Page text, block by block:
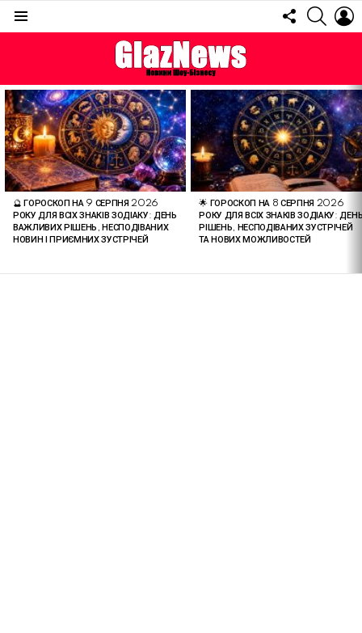
FOLLOW
US
ОСТАННІ
СТАТТІ
🔮 ГОРОСКОП НА 9 СЕРПНЯ 2026
РОКУ ДЛЯ ВСІХ ЗНАКІВ ЗОДІАКУ: ДЕНЬ
ВАЖЛИВИХ РІШЕНЬ, НЕСПОДІВАНИХ
НОВИН І ПРИЄМНИХ ЗУСТРІЧЕЙ
🌟 ГОРОСКОП НА 8 СЕРПНЯ 2026
РОКУ ДЛЯ ВСІХ ЗНАКІВ ЗОДІАКУ:
РІШЕНЬ, НЕСПОДІВАНИХ ЗУСТРІЧЕЙ
ТА НОВИХ МОЖЛИВОСТЕЙ